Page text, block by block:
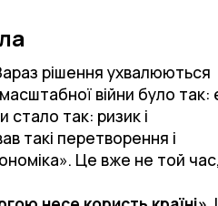
рішення ухвалюються
війни було так:
стало так: ризик і
такі перетворення і
Це вже не той